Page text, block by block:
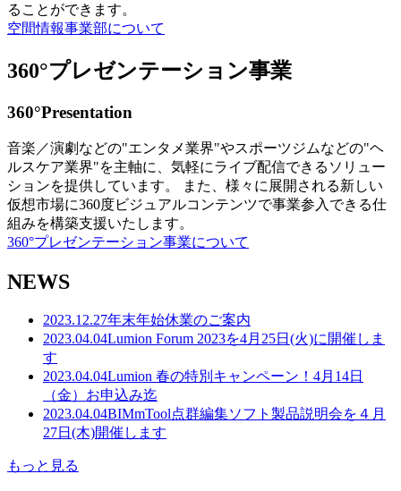
ることができます。
空間情報事業部について
360°プレゼンテーション事業
360°Presentation
音楽／演劇などの"エンタメ業界"やスポーツジムなどの"ヘ
ルスケア業界"を主軸に、気軽にライブ配信できるソリュー
ションを提供しています。 また、様々に展開される新しい
仮想市場に360度ビジュアルコンテンツで事業参入できる仕
組みを構築支援いたします。
360°プレゼンテーション事業について
NEWS
2023.12.27年末年始休業のご案内
2023.04.04Lumion Forum 2023を4月25日(火)に開催しま
す
2023.04.04Lumion 春の特別キャンペーン！4月14日
（金）お申込み迄
2023.04.04BIMmTool点群編集ソフト製品説明会を４月
27日(木)開催します
もっと見る